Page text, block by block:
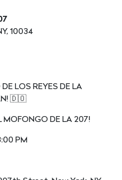
10034
LOS REYES DE LA
🇩🇴
MOFONGO DE LA 207!
PM